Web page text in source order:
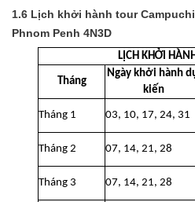
1.6 Lịch khởi hành tour
Phnom Penh 4N3D
LỊCH KHỞI
Tháng
Ngày khởi hành
kiến
Tháng 1 03, 10, 17, 24, 31
Tháng 2 07, 14, 21, 28
Tháng 3 07, 14, 21, 28